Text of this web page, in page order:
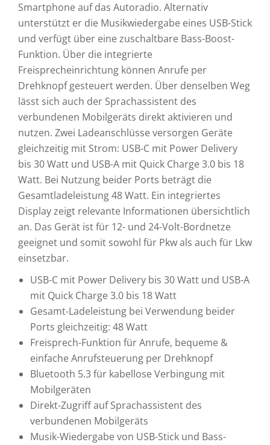
Smartphone auf das Autoradio. Alternativ
unterstützt er die Musikwiedergabe eines USB-Stick
und verfügt über eine zuschaltbare Bass-Boost-
Funktion. Über die integrierte
Freisprecheinrichtung können Anrufe per
Drehknopf gesteuert werden. Über denselben Weg
lässt sich auch der Sprachassistent des
verbundenen Mobilgeräts direkt aktivieren und
nutzen. Zwei Ladeanschlüsse versorgen Geräte
gleichzeitig mit Strom: USB-C mit Power Delivery
bis 30 Watt und USB-A mit Quick Charge 3.0 bis 18
Watt. Bei Nutzung beider Ports beträgt die
Gesamtladeleistung 48 Watt. Ein integriertes
Display zeigt relevante Informationen übersichtlich
an. Das Gerät ist für 12- und 24-Volt-Bordnetze
geeignet und somit sowohl für Pkw als auch für Lkw
einsetzbar.
USB-C mit Power Delivery bis 30 Watt und USB-A
mit Quick Charge 3.0 bis 18 Watt
Gesamt-Ladeleistung bei Verwendung beider
Ports gleichzeitig: 48 Watt
Freisprech-Funktion für Anrufe, bequeme &
einfache Anrufsteuerung per Drehknopf
Bluetooth 5.3 für kabellose Verbingung mit
Mobilgeräten
Direkt-Zugriff auf Sprachassistent des
verbundenen Mobilgeräts
Musik-Wiedergabe von USB-Stick und Bass-